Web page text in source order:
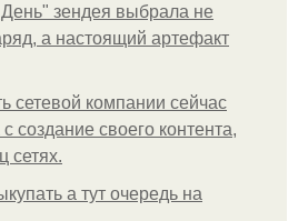
зендея выбрала не
а настоящий артефакт
сетевой компании сейчас
создание своего контента,
сетях.
а тут очередь на